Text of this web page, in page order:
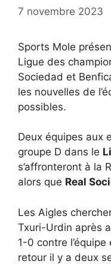
7 novembre 2023
Sports Mole
Ligue des
Sociedad et
les nouvelles de
possibles.
Deux équipes aux
groupe D dans le
s’affronteront à la
alors que Real
Les Aigles
Txuri-Urdin après
1-0 contre
retour il y a deux